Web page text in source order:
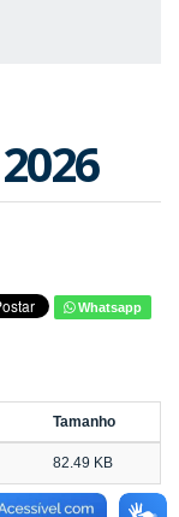
Whatsapp
Tamanho
82.49 KB